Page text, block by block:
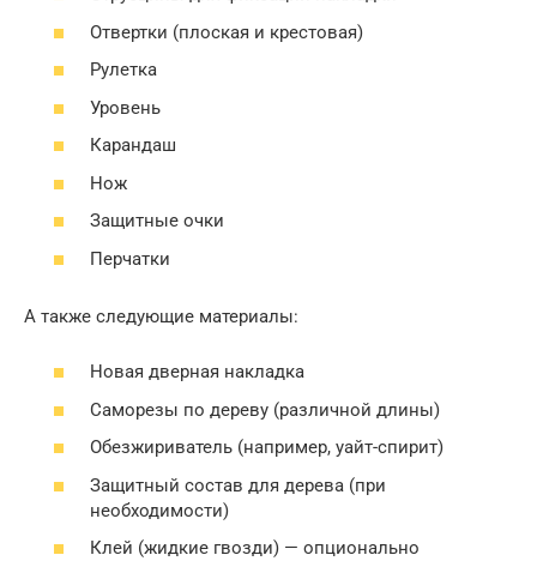
Отвертки (плоская и крестовая)
Рулетка
Уровень
Карандаш
Нож
Защитные очки
Перчатки
А также следующие материалы:
Новая дверная накладка
Саморезы по дереву (различной длины)
Обезжириватель (например, уайт-спирит)
Защитный состав для дерева (при
необходимости)
Клей (жидкие гвозди) — опционально